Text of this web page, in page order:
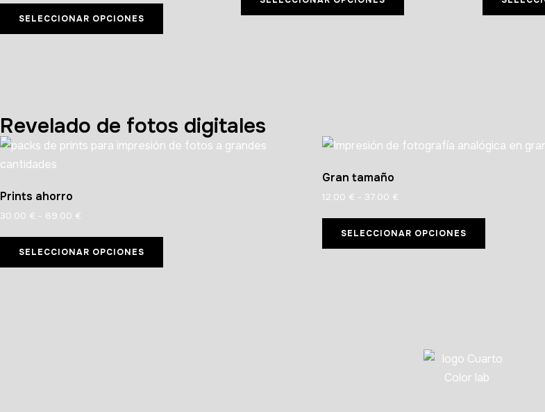
SELECCIONAR OPCIONES
Revelado de fotos digitales
Prints ahorro
30.00 € - 89.00 €
SELECCIONAR OPCIONES
Gran tamaño
12.00 € - 37.00 €
SELECCIONAR OPCIONES